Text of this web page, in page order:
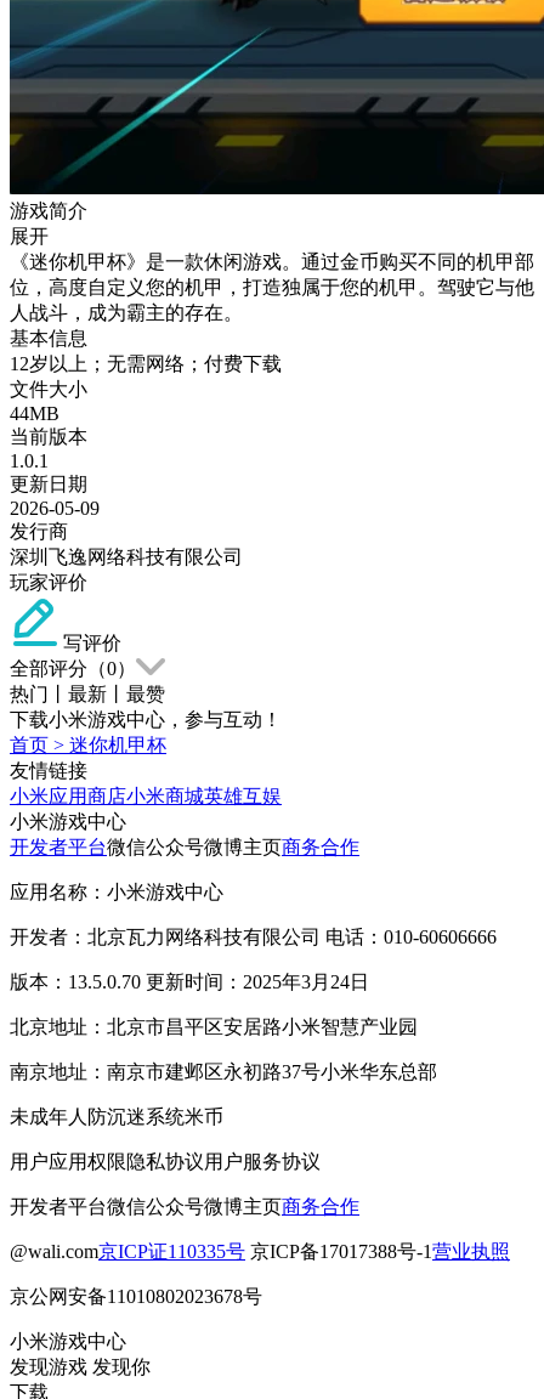
游戏简介
展开
《迷你机甲杯》是一款休闲游戏。通过金币购买不同的机甲部
位，高度自定义您的机甲，打造独属于您的机甲。驾驶它与他
人战斗，成为霸主的存在。
基本信息
12岁以上；无需网络；付费下载
文件大小
44MB
当前版本
1.0.1
更新日期
2026-05-09
发行商
深圳飞逸网络科技有限公司
玩家评价
写评价
全部评分（0）
热门
最新
最赞
下载小米游戏中心，参与互动！
首页 > 迷你机甲杯
友情链接
小米应用商店小米商城英雄互娱
小米游戏中心
开发者平台微信公众号微博主页商务合作
应用名称：小米游戏中心
开发者：北京瓦力网络科技有限公司 电话：010-60606666
版本：13.5.0.70 更新时间：2025年3月24日
北京地址：北京市昌平区安居路小米智慧产业园
南京地址：南京市建邺区永初路37号小米华东总部
未成年人防沉迷系统米币
用户应用权限隐私协议用户服务协议
开发者平台微信公众号微博主页商务合作
@wali.com京ICP证110335号 京ICP备17017388号-1营业执照
京公网安备11010802023678号
小米游戏中心
发现游戏 发现你
下载